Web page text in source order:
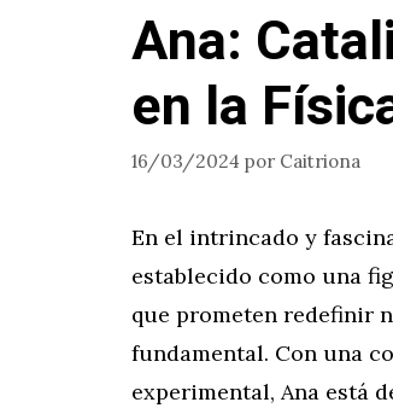
Ana:
en la
16/03/2024 por Caitriona
En el intrincado y
establecido como una
que prometen redefinir
fundamental. Con una
experimental, Ana está